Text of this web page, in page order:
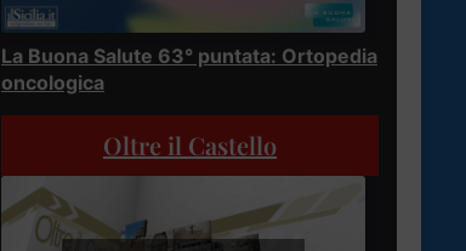
La Buona Salute 63° puntata: Ortopedia
oncologica
Oltre il Castello